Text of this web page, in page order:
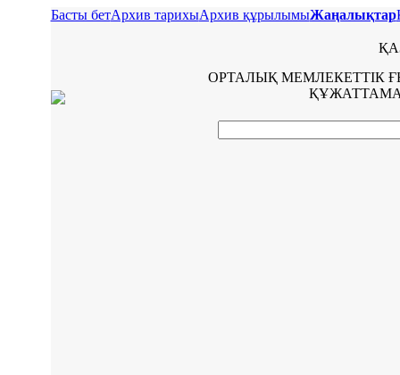
Басты бетАрхив тарихыАрхив құрылымыЖаңалықтар
ОРТАЛЫҚ МЕМЛЕКЕТТІК